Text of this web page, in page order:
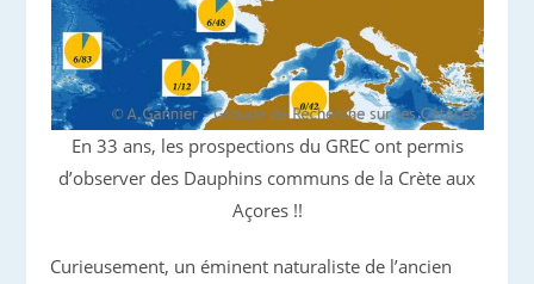
En 33 ans, les prospections du GREC ont permis
d’observer des Dauphins communs de la Crète aux
Açores !!
Curieusement, un éminent naturaliste de l’ancien